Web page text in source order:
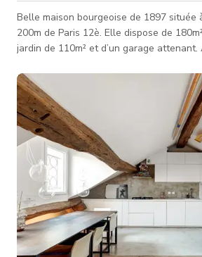
Belle maison bourgeoise de 1897 située
200m de Paris 12è. Elle dispose de
jardin de 110m² et d’un garage attenant. Au RDC, traversant,
manger menant au jardin. Au 1er étage:
(exposition S.0), 1 salle de bain. Au 2ème étage: 2 grandes
chambres communicantes, 1 kitchenette
Accès: Production: maison entière
bain